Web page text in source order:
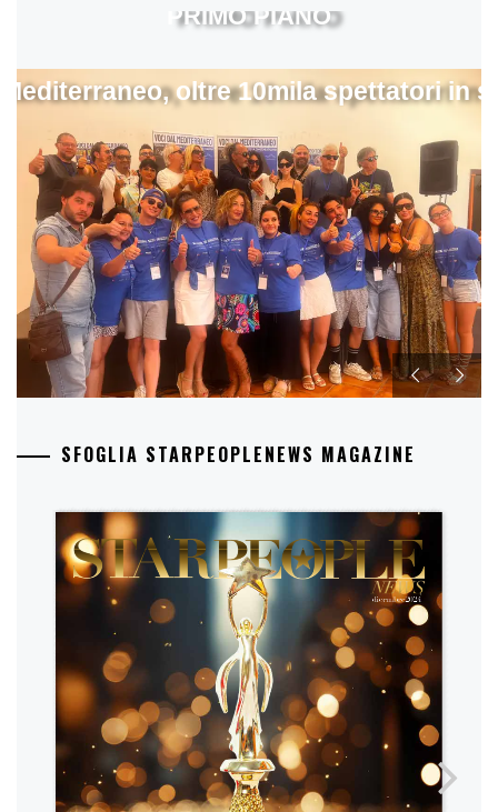
oltre 10mila spettatori in
PRIMO PIANO
SFOGLIA STARPEOPLENEWS MAGAZINE